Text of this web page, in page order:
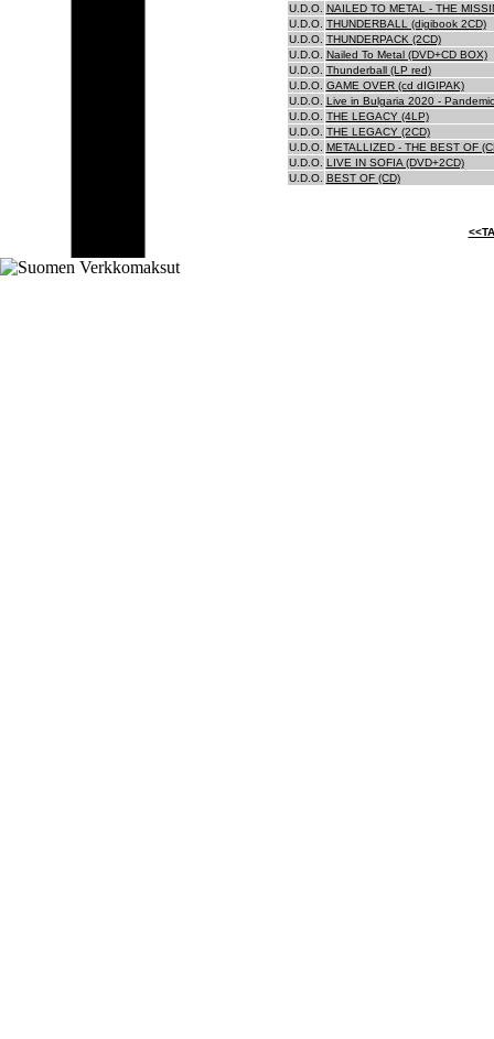
U.D.O. NAILED TO METAL - THE
U.D.O. THUNDERBALL (digibook 2CD)
U.D.O. THUNDERPACK (2CD)
U.D.O. Nailed To Metal (DVD+CD BOX)
U.D.O. Thunderball (LP red)
U.D.O. GAME OVER (cd dIGIPAK)
U.D.O. Live in Bulgaria 2020 -
U.D.O. THE LEGACY (4LP)
U.D.O. THE LEGACY (2CD)
U.D.O. METALLIZED - THE BEST OF
U.D.O. LIVE IN SOFIA (DVD+2CD)
U.D.O. BEST OF (CD)